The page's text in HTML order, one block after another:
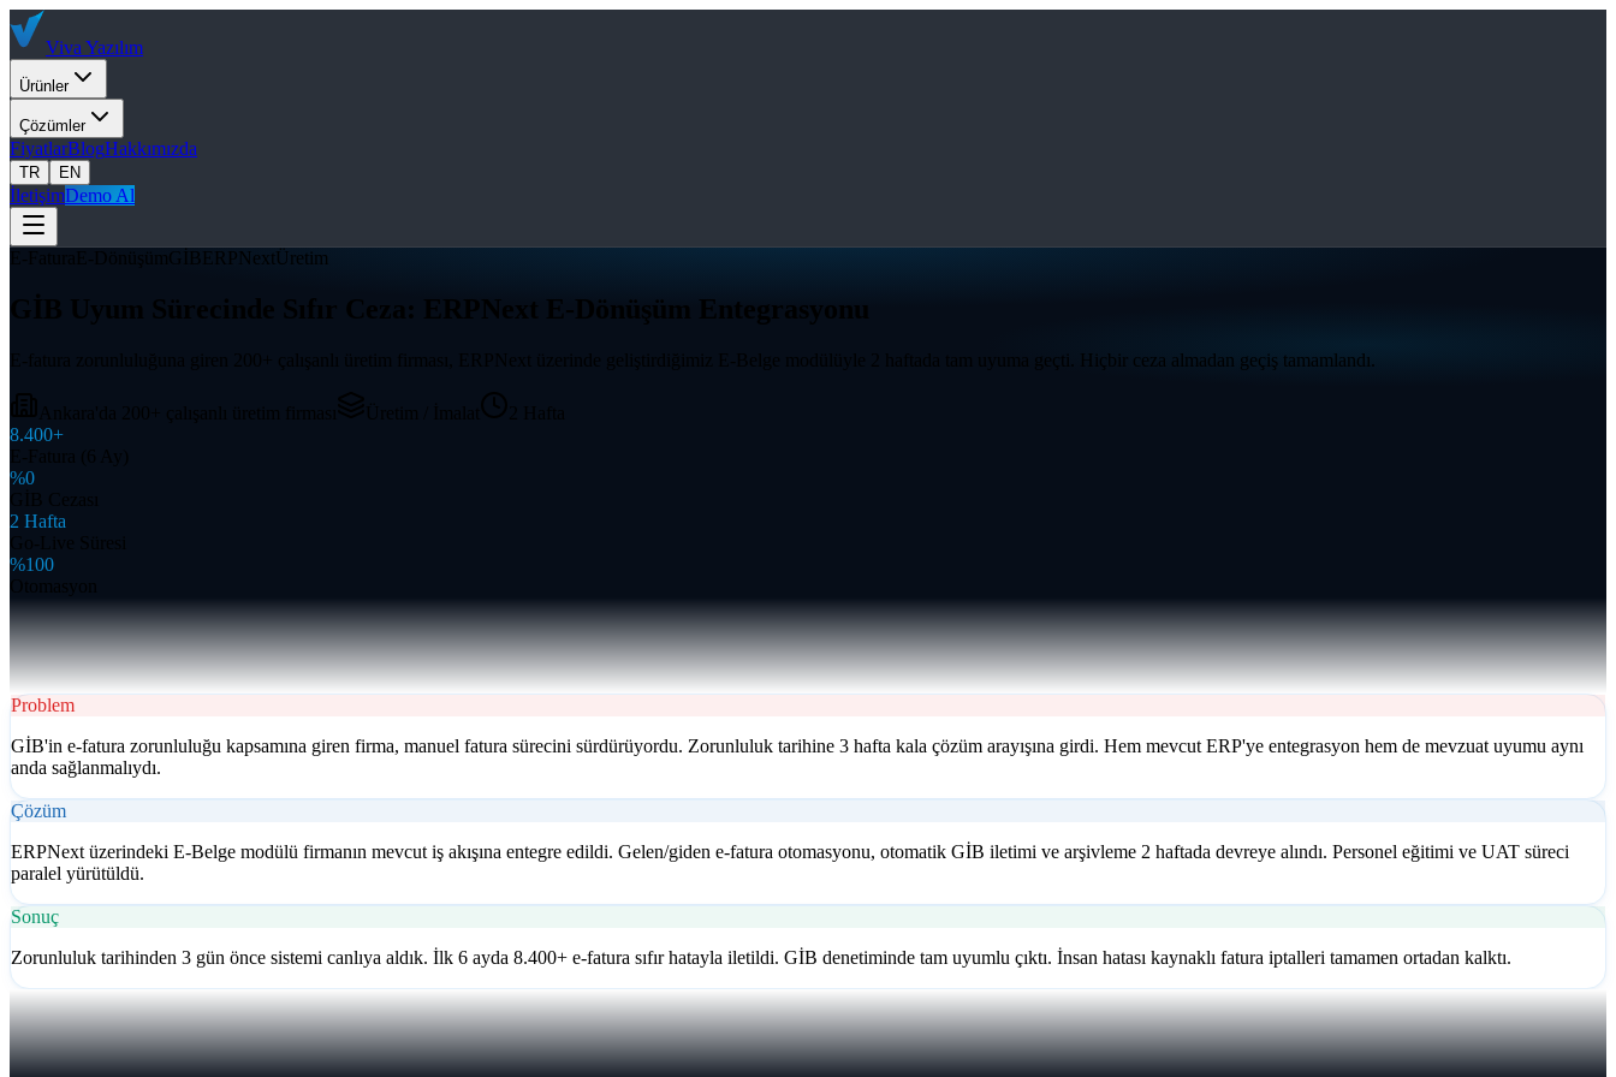
Viva Yazılım
Ürünler
Çözümler
FiyatlarBlogHakkımızda
TR EN
İletişimDemo Al
E-FaturaE-DönüşümGİBERPNextÜretim
GİB Uyum Sürecinde Sıfır Ceza: ERPNext E-Dönüşüm Entegrasyonu
E-fatura zorunluluğuna giren 200+ çalışanlı üretim firması, ERPNext üzerinde geliştirdiğimiz E-Belge modülüyle 2 haftada tam uyuma geçti. Hiçbir ceza almadan geçiş tamamlandı.
Ankara'da 200+ çalışanlı üretim firması Üretim / İmalat
2 Hafta
8.400+
E-Fatura (6 Ay)
%0
GİB Cezası
2 Hafta
Go-Live Süresi
%100
Otomasyon
Problem
GİB'in e-fatura zorunluluğu kapsamına giren firma, manuel fatura sürecini sürdürüyordu. Zorunluluk tarihine 3 hafta kala çözüm arayışına girdi. Hem mevcut ERP'ye entegrasyon hem de mevzuat uyumu aynı
anda sağlanmalıydı.
Çözüm
ERPNext üzerindeki E-Belge modülü firmanın mevcut iş akışına entegre edildi. Gelen/giden e-fatura otomasyonu, otomatik GİB iletimi ve arşivleme 2 haftada devreye alındı. Personel eğitimi ve UAT süreci
paralel yürütüldü.
Sonuç
Zorunluluk tarihinden 3 gün önce sistemi canlıya aldık. İlk 6 ayda 8.400+ e-fatura sıfır hatayla iletildi. GİB denetiminde tam uyumlu çıktı. İnsan hatası kaynaklı fatura iptalleri tamamen ortadan kalktı.